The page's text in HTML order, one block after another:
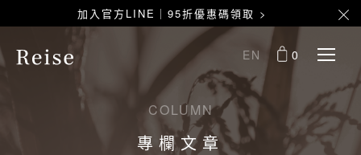
加入官方LINE｜95折優惠碼領取 >
EN 0
COLUMN
專欄文章